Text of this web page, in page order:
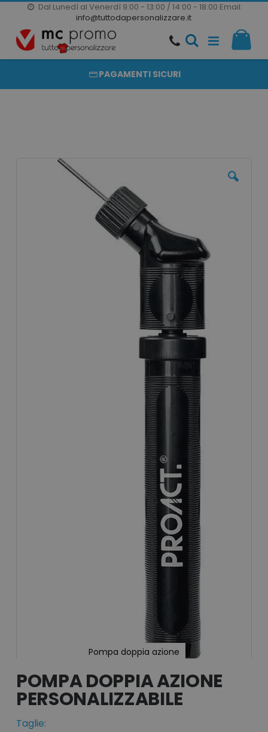
Dal Lunedì al Venerdì 9:00 - 13:00 / 14:00 - 18:00 Email:
info@tuttodapersonalizzare.it
Salta
al
contenuto
20000 PRODOTTI
PRODOTTI COMPLETAMENTE PERSONALIZZABILI
PAGAMENTI SICURI
Pompa doppia azione
all'inizio
della
galleria
di
POMPA DOPPIA AZIONE
Taglie: